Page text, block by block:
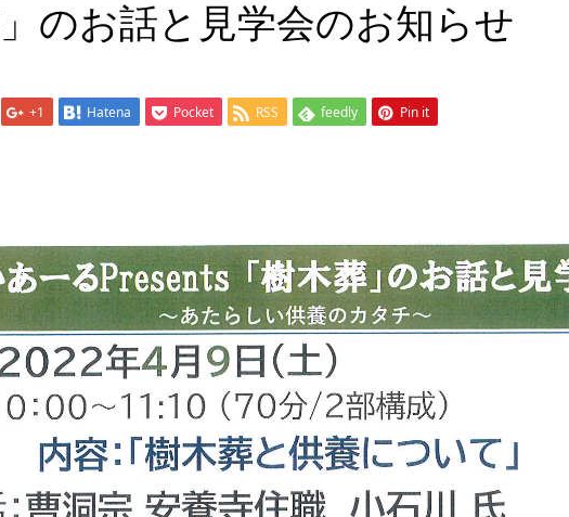
」のお話と見学会のお知らせ
+1 Hatena Pocket RSS feedly Pin it